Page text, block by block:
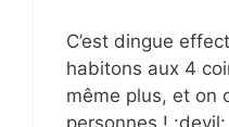
C’est dingue
habitons aux 4
même plus, et on
personnes ! :devil: